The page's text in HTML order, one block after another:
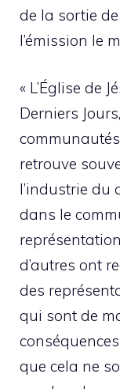
de la sortie
l’émission le
« L’Église de
Derniers
retrouve
l’industrie du
dans le
d’autres ont
des
qui sont de
que cela ne